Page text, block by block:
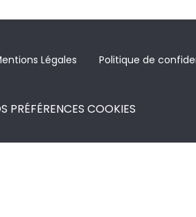
Légales Politique de
PRÉFÉRENCES COOKIES